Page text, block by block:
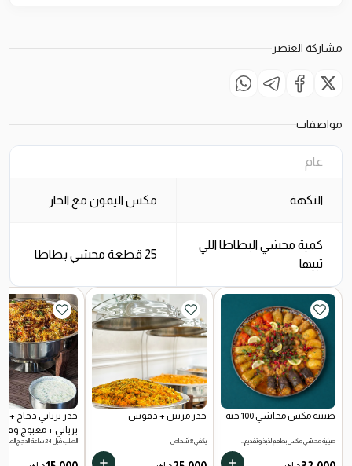
مشاركة العنصر
مواصفات
عام
النكهة مكس اليمون مع الحار
كمية محشي البطاطا اللي
تبيها
25 قطعة محشي بطاطا
صينية مكس محاشي 100 حبة
صينية محاشي مكس بطعم لذيذ وتقديم…
جدر مربين + دقوس
يكفي 8 أشخاص
جدر برياني دجاج
برياني + معبوج
الطلب قبل 24 ساعة الدجاج المستخدم…